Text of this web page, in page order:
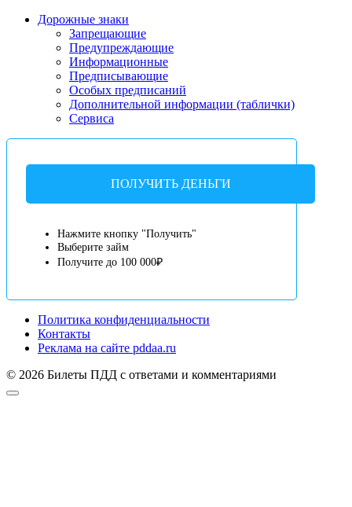
Дорожные знаки
Запрещающие
Предупреждающие
Информационные
Предписывающие
Особых предписаний
Дополнительной информации (таблички)
Сервиса
ПОЛУЧИТЬ ДЕНЬГИ
Нажмите кнопку "Получить"
Выберите займ
Получите до 100 000₽
Политика конфиденциальности
Контакты
Реклама на сайте pddaa.ru
© 2026 Билеты ПДД с ответами и комментариями